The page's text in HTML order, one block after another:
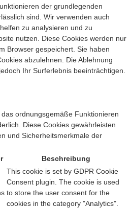
der grundlegenden
sind. Wir verwenden auch
zu analysieren und zu
nutzen. Diese Cookies werden nur
Browser gespeichert. Sie haben
abzulehnen. Die Ablehnung
Ihr Surferlebnis beeinträchtigen.
ordnungsgemäße Funktionieren
Diese Cookies gewährleisten
und Sicherheitsmerkmale der
Beschreibung
This cookie is set by GDPR Cookie
Consent plugin. The cookie is used
to store the user consent for the
cookies in the category "Analytics".